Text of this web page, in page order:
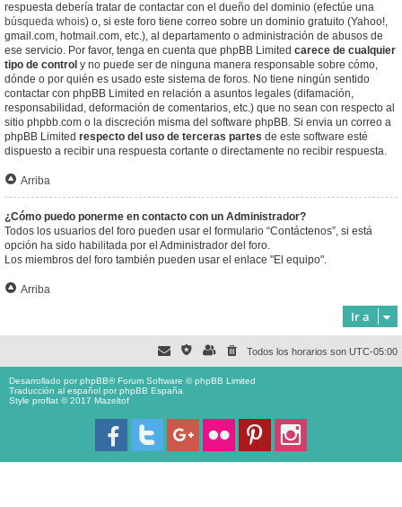
respuesta debería tratar de contactar con el dueño del dominio (efectúe una
búsqueda whois) o, si este foro tiene correo sobre un dominio gratuito (Yahoo!,
gmail.com, hotmail.com, etc.), al departamento o administración de abusos de
ese servicio. Por favor, tenga en cuenta que phpBB Limited carece de cualquier
tipo de control y no puede ser de ninguna manera responsable sobre cómo,
dónde o por quién es usado este sistema de foros. No tiene ningún sentido
contactar con phpBB Limited en relación a asuntos legales (difamación,
responsabilidad, deformación de comentarios, etc.) que no sean con respecto al
sitio phpbb.com o la discreción misma del software phpBB. Si envia un correo a
phpBB Limited respecto del uso de terceras partes de este software esté
dispuesto a recibir una respuesta cortante o directamente no recibir respuesta.
Arriba
¿Cómo puedo ponerme en contacto con un Administrador?
Todos los usuarios del foro pueden usar el formulario “Contáctenos”, si está
opción ha sido habilitada por el Administrador del foro.
Los miembros del foro también pueden usar el enlace "El equipo".
Arriba
Ir a
Todos los horarios son UTC-05:00
Desarrollado porphpBB® Forum Software © phpBB Limited
Traducción al español porphpBB España
Style proflat © 2017 Mazeltof